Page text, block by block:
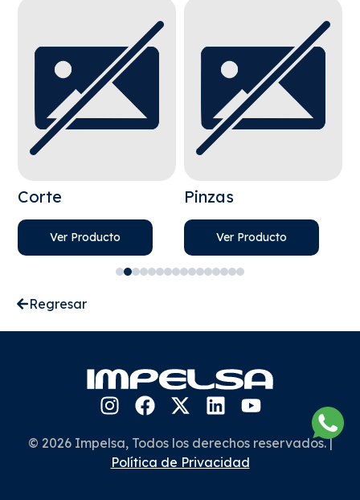
Corte
Ver Producto
Pinzas
Ver Producto
Regresar
© 2026 Impelsa, Todos los derechos reservados. |
Política de Privacidad